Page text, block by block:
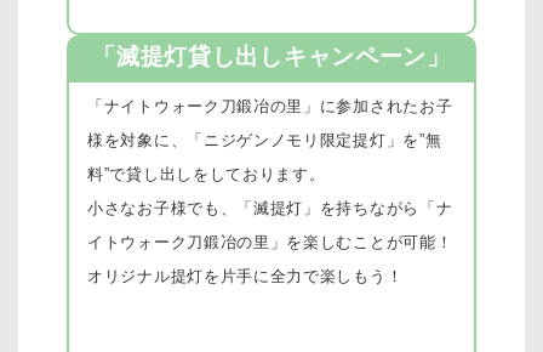
「滅提灯貸し出しキャンペーン」
「ナイトウォーク刀鍛冶の里」に参加されたお子
様を対象に、「ニジゲンノモリ限定提灯」を”無
料”で貸し出しをしております。
小さなお子様でも、「滅提灯」を持ちながら「ナ
イトウォーク刀鍛冶の里」を楽しむことが可能！
オリジナル提灯を片手に全力で楽しもう！